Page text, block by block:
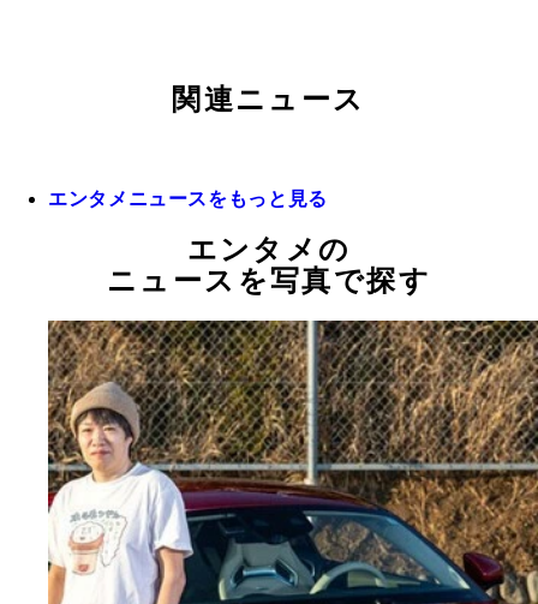
関連ニュース
エンタメニュースをもっと見る
エンタメの
ニュースを写真で探す